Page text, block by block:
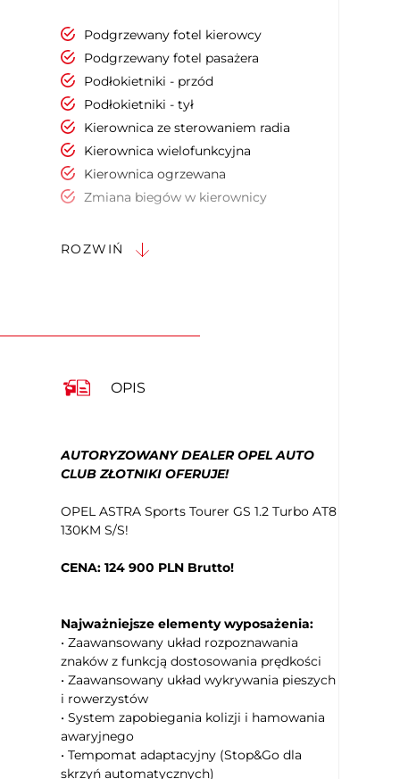
Podgrzewany fotel kierowcy
Podgrzewany fotel pasażera
Podłokietniki - przód
Podłokietniki - tył
Kierownica ze sterowaniem radia
Kierownica wielofunkcyjna
Kierownica ogrzewana
Zmiana biegów w kierownicy
Czujnik deszczu
Kontrola odległości z przodu (przy
parkowaniu)
Kamera panoramiczna 360
Lusterka boczne ustawiane elektrycznie
Kontrola odległości od poprzedzającego
pojazdu
Ogranicznik prędkości
ograniczenia prędkości
System rozpoznawania znaków
drogowych
Asystent świateł drogowych
Czujnik zmierzchu
Światła do jazdy dziennej
Światła do jazdy dziennej diodowe LED
ROZWIŃ
OPIS
AUTORYZOWANY DEALER OPEL AUTO
CLUB ZŁOTNIKI OFERUJE!
OPEL ASTRA Sports Tourer GS 1.2 Turbo AT8
130KM S/S!
CENA: 124 900 PLN Brutto!
Najważniejsze elementy wyposażenia:
• Zaawansowany układ rozpoznawania
znaków z funkcją dostosowania prędkości
• Zaawansowany układ wykrywania pieszych
i rowerzystów
• System zapobiegania kolizji i hamowania
awaryjnego
• Tempomat adaptacyjny (Stop&Go dla
skrzyń automatycznych)